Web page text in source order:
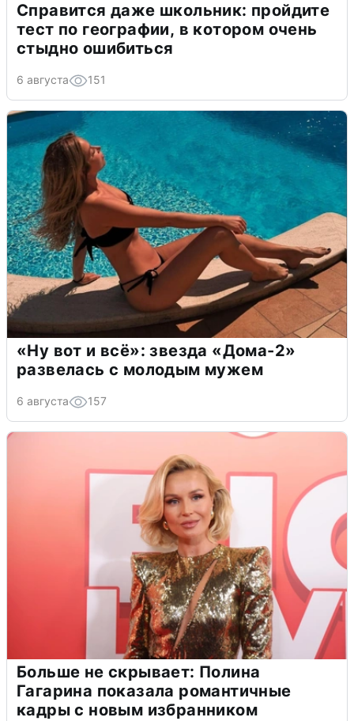
Справится даже школьник: пройдите
тест по географии, в котором очень
стыдно ошибиться
6 августа 151
«Ну вот и всё»: звезда «Дома-2»
развелась с молодым мужем
6 августа 157
Больше не скрывает: Полина
Гагарина показала романтичные
кадры с новым избранником